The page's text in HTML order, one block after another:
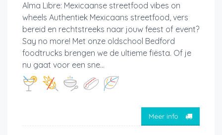
Alma Libre: Mexicaanse streetfood vibes on
wheels Authentiek Mexicaans streetfood, vers
bereid en rechtstreeks naar jouw feest of event?
Say no more! Met onze oldschool Bedford
foodtrucks brengen we de ultieme fiësta. Of je
nu gaat voor een sne...
Meer info